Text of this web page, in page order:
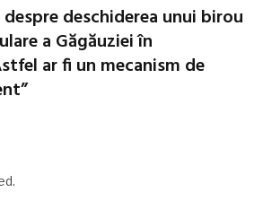
deschiderea unui birou
a Găgăuziei în
ar fi un mecanism de